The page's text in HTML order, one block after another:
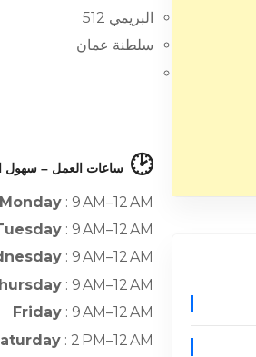
البريمي 512
سلطنة عمان
🕑 ساعات العمل – سهول
Monday : 9 AM–12 AM
: 9 AM–12 AM
: 9 AM–12 AM
: 9 AM–12 AM
Friday : 9 AM–12 AM
: 2 PM–12 AM